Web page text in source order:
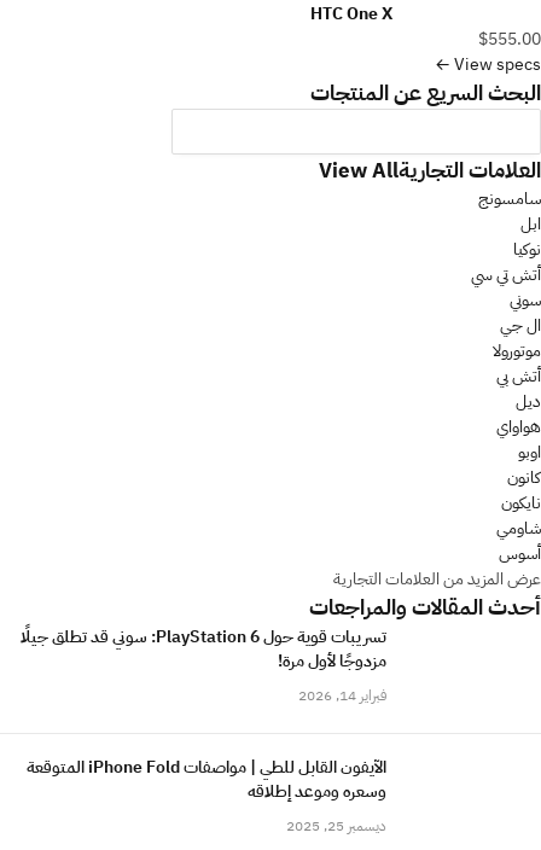
HTC One X
$555.00
View specs ←
البحث السريع عن المنتجات
العلامات التجاريةView All
سامسونج
ابل
نوكيا
أتش تي سي
سوني
ال جي
موتورولا
أتش بي
ديل
هواواي
اوبو
كانون
نايكون
شاومي
أسوس
عرض المزيد من العلامات التجارية
أحدث المقالات والمراجعات
تسريبات قوية حول PlayStation 6: سوني قد تطلق جيلًا
مزدوجًا لأول مرة!
فبراير 14, 2026
الآيفون القابل للطي | مواصفات iPhone Fold المتوقعة
وسعره وموعد إطلاقه
ديسمبر 25, 2025